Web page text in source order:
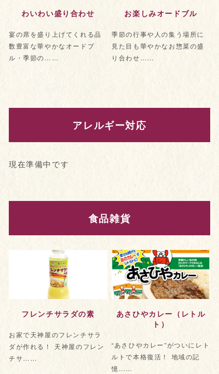
わいわい盛り合わせ
宴の席を盛り上げてくれる品
数豊富な華やかなオードブ
ル・季節の……
お楽しみオードブル
季節の行事や人の集う場所に
見た目も華やかなお惣菜の盛
り合わせ……
アレルギー対応
現在準備中です
食品雑貨
フレンチサラダの素
お家で天神屋のフレンチサラ
ダが作れる！ 天神屋のフレン
チサ……
あさひやカレー（レトル
ト）
“あさひやカレー”がついにレト
ルトで本格復活！ 地域の記
憶……